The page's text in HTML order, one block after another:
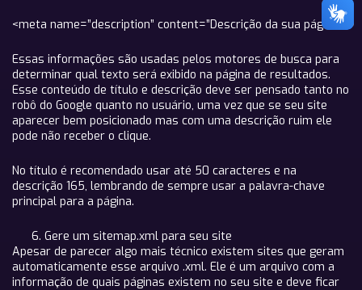
<meta name=”description” content=”Descrição da sua página”>
Essas informações são usadas pelos motores de busca para
determinar qual texto será exibido na página de resultados.
Esse conteúdo de título e descrição deve ser pensado tanto no
robô do Google quanto no usuário, uma vez que se seu site
aparecer bem posicionado mas com uma descrição ruim ele
pode não receber o clique.
No título é recomendado usar até 50 caracteres e na
descrição 165, lembrando de sempre usar a palavra-chave
principal para a página.
Gere um sitemap.xml para seu site
Apesar de parecer algo mais técnico existem sites que geram
automaticamente esse arquivo .xml. Ele é um arquivo com a
informação de quais páginas existem no seu site e deve ficar